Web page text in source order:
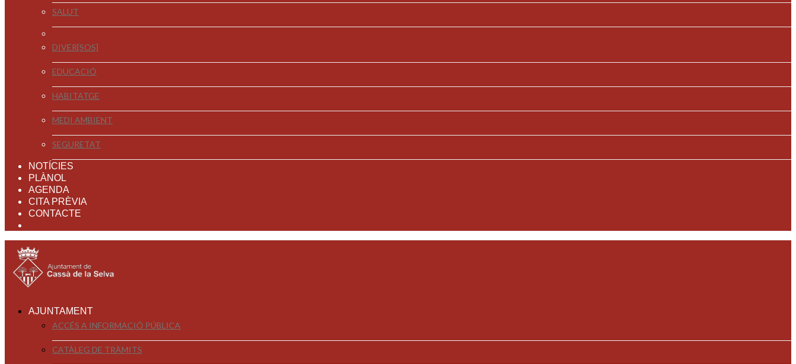
SALUT
DIVER[SOS]
EDUCACIÓ
HABITATGE
MEDI AMBIENT
SEGURETAT
NOTÍCIES
PLÀNOL
AGENDA
CITA PRÈVIA
CONTACTE
AJUNTAMENT
ACCÉS A INFORMACIÓ PÚBLICA
CATÀLEG DE TRÀMITS